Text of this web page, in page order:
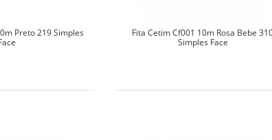
Preto 219 Simples
Fita Cetim Cf001 10m Rosa Bebe
Simples Face